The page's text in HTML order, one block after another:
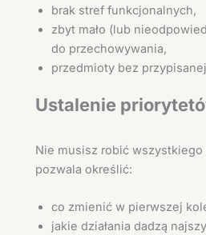
brak stref funkcjonalnych,
zbyt mało (lub
do przechowywania,
przedmioty bez
Ustalenie
Nie musisz robić wszystkiego
pozwala określić:
co zmienić w pierwszej
jakie działania dadzą